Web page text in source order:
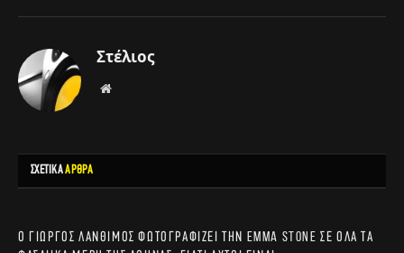
Στέλιος
Website
ΣΧΕΤΙΚΑΑΡΘΡΑ
Ο Γιώργος Λάνθιμος φωτογραφίζει την Emma Stone σε όλα τα